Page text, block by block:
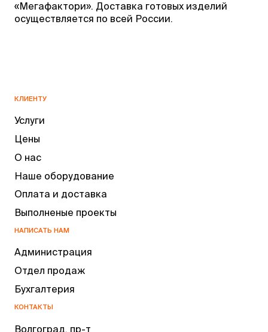
«Мегафактори». Доставка готовых изделий
осуществляется по всей России.
КЛИЕНТУ
Услуги
Цены
О нас
Наше оборудование
Оплата и доставка
Выполненые проекты
НАПИСАТЬ НАМ
Администрация
Отдел продаж
Бухгалтерия
КОНТАКТЫ
Волгоград, пр-т